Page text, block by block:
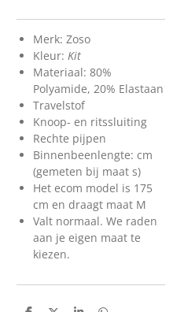
Merk: Zoso
Kleur: Kit
Materiaal: 80%
Polyamide, 20% Elastaan
Travelstof
Knoop- en ritssluiting
Rechte pijpen
Binnenbeenlengte: cm
(gemeten bij maat s)
Het ecom model is 175
cm en draagt maat M
Valt normaal. We raden
aan je eigen maat te
kiezen.